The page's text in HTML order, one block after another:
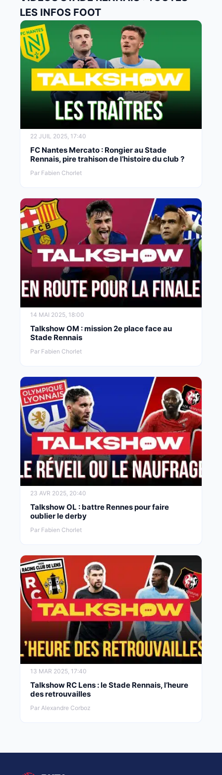
LES INFOS FOOT
22 JUIL 2025, 17:40
FC Nantes Mercato : Rongier au Stade
Rennais, pire trahison de l’histoire du club ?
Par Fabien Chorlet
14 MAI 2025, 18:00
Talkshow OM : mission 2e place face au
Stade Rennais
Par Fabien Chorlet
23 AVR 2025, 20:40
Talkshow OL : battre Rennes pour faire
oublier le derby
Par Fabien Chorlet
13 MAR 2025, 17:40
Talkshow RC Lens : le Stade Rennais, l’heure
des retrouvailles
Par Alexandre Corboz